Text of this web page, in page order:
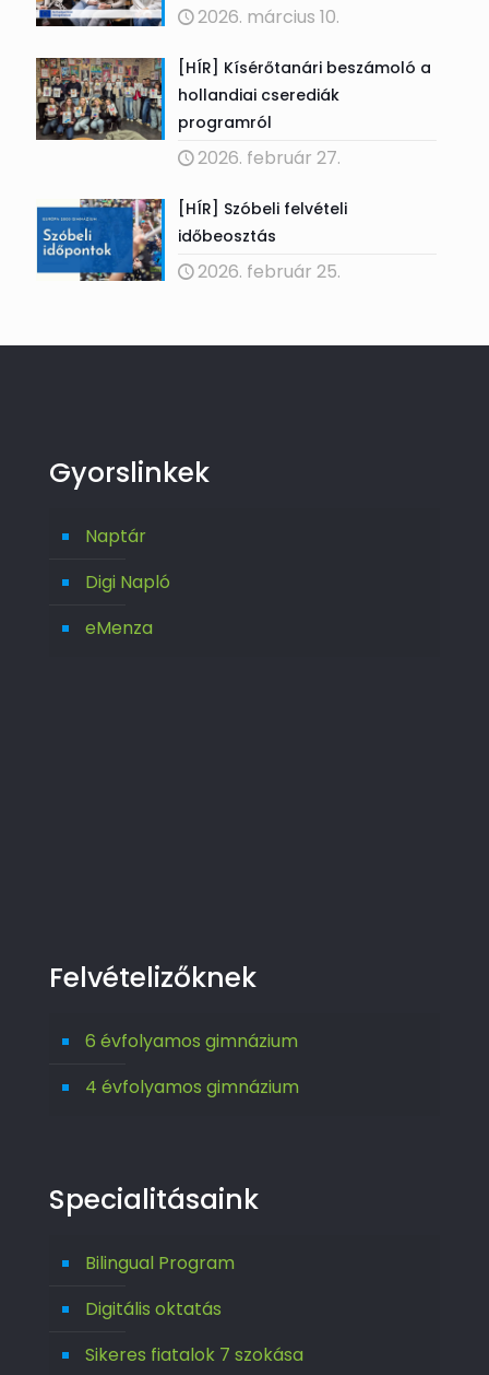
2026. március 10.
[HÍR] Kísérőtanári beszámoló a
hollandiai cserediák
programról
2026. február 27.
[HÍR] Szóbeli felvételi
időbeosztás
2026. február 25.
Gyorslinkek
Naptár
Digi Napló
eMenza
Felvételizőknek
6 évfolyamos gimnázium
4 évfolyamos gimnázium
Specialitásaink
Bilingual Program
Digitális oktatás
Sikeres fiatalok 7 szokása